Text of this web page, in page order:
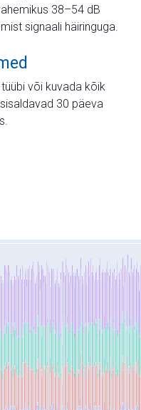
38–54 dB
signaali häiringuga.
või kuvada kõik
30 päeva